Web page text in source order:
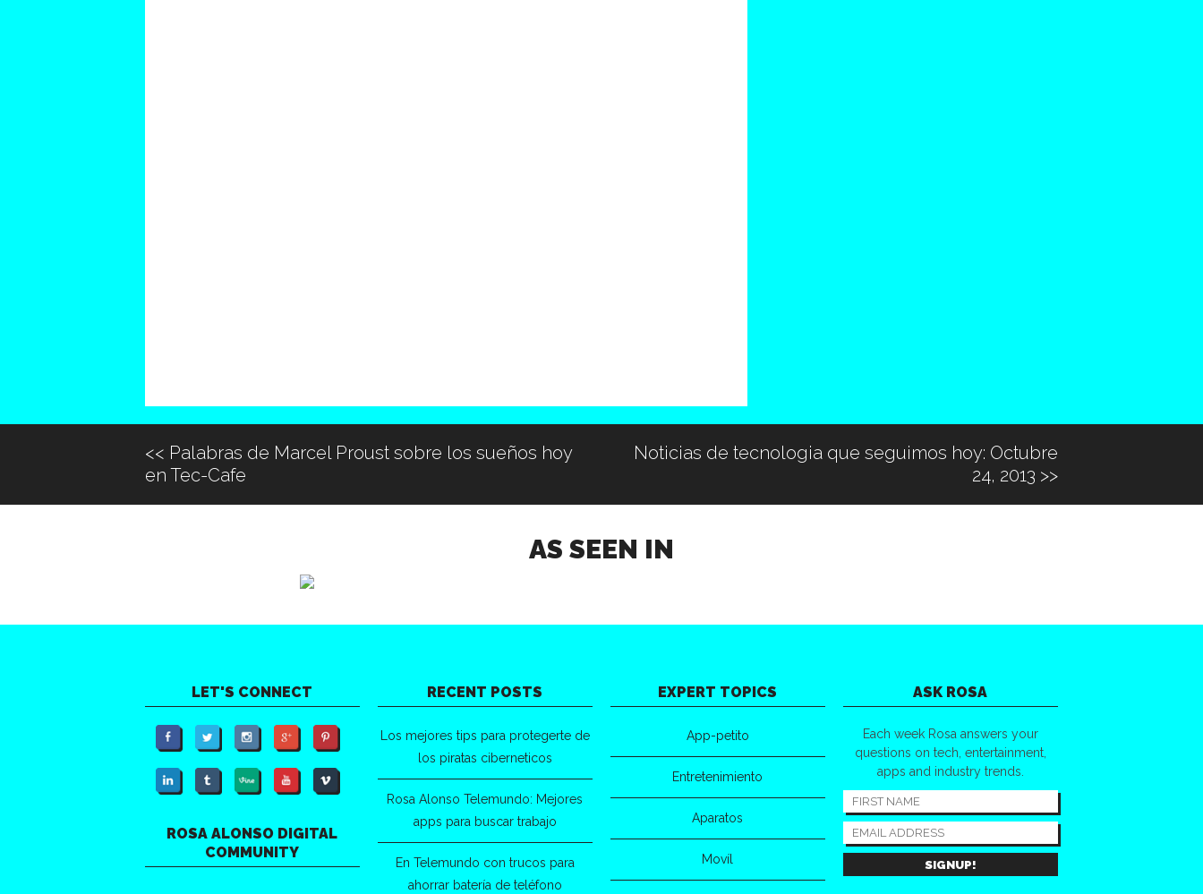
<< Palabras de Marcel Proust sobre los sueños hoy
en Tec-Cafe
Noticias de tecnologia que seguimos hoy: Octubre
24, 2013 >>
AS SEEN IN
LET'S CONNECT
ROSA ALONSO DIGITAL
COMMUNITY
RECENT POSTS
Los mejores tips para protegerte de
los piratas ciberneticos
Rosa Alonso Telemundo: Mejores
apps para buscar trabajo
En Telemundo con trucos para
ahorrar batería de teléfono
EXPERT TOPICS
App-petito
Entretenimiento
Aparatos
Movíl
ASK ROSA
Each week Rosa answers your
questions on tech, entertainment,
apps and industry trends.